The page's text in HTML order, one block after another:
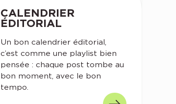
CALENDRIER
ÉDITORIAL
Un bon calendrier éditorial,
c’est comme une playlist bien
pensée : chaque post tombe au
bon moment, avec le bon
tempo.